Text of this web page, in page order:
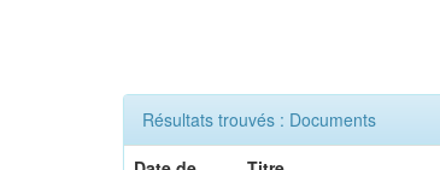
Résultats trouvés : Documents